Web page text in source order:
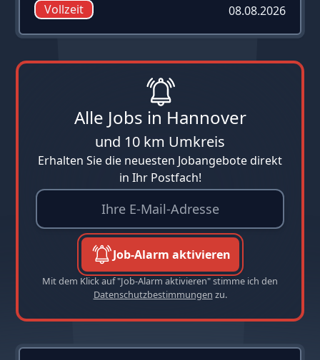
Vollzeit 08.08.2026
Alle Jobs in Hannover
und 10 km Umkreis
Erhalten Sie die neuesten Jobangebote direkt
in Ihr Postfach!
Job-Alarm aktivieren
Mit dem Klick auf "Job-Alarm aktivieren" stimme ich den
Datenschutzbestimmungen zu.